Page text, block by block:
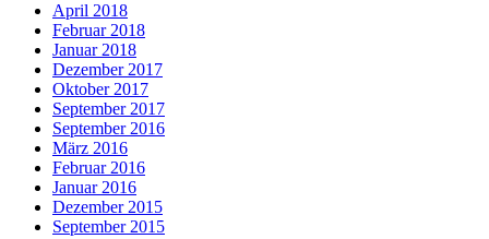
April 2018
Februar 2018
Januar 2018
Dezember 2017
Oktober 2017
September 2017
September 2016
März 2016
Februar 2016
Januar 2016
Dezember 2015
September 2015